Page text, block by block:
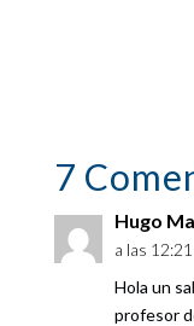
7
Hugo
a las
Hola un
profesor